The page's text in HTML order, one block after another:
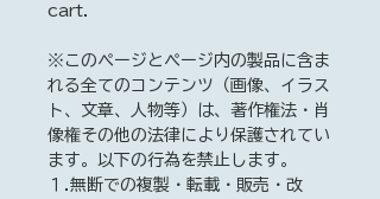
cart.
※このページとページ内の製品に含ま
れる全てのコンテンツ（画像、イラス
ト、文章、人物等）は、著作権法・肖
像権その他の法律により保護されてい
ます。以下の行為を禁止します。
１.無断での複製・転載・販売・改